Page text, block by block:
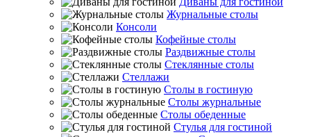
Журнальные столы
Консоли
Кофейные столы
Раздвижные столы
Стеклянные столы
Стеллажи
Столы в гостиную
Столы журнальные
Столы обеденные
Стулья для гостиной